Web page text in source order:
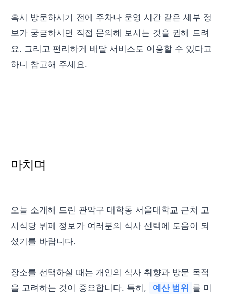
혹시 방문하시기 전에 주차나 운영 시간 같은 세부 정
보가 궁금하시면 직접 문의해 보시는 것을 권해 드려
요. 그리고 편리하게 배달 서비스도 이용할 수 있다고
하니 참고해 주세요.
마치며
오늘 소개해 드린 관악구 대학동 서울대학교 근처 고
시식당 뷔페 정보가 여러분의 식사 선택에 도움이 되
셨기를 바랍니다.
장소를 선택하실 때는 개인의 식사 취향과 방문 목적
을 고려하는 것이 중요합니다. 특히,
예산 범위 를 미